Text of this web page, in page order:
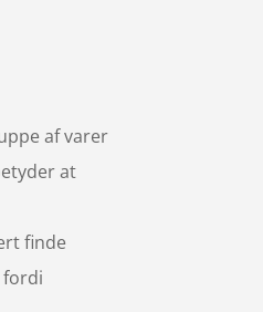
af varer
at
finde
fordi